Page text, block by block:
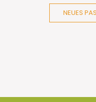
NEUES